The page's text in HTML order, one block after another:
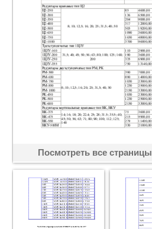
Посмотреть все страницы